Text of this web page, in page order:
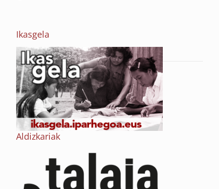
Ikasgela
Aldizkariak